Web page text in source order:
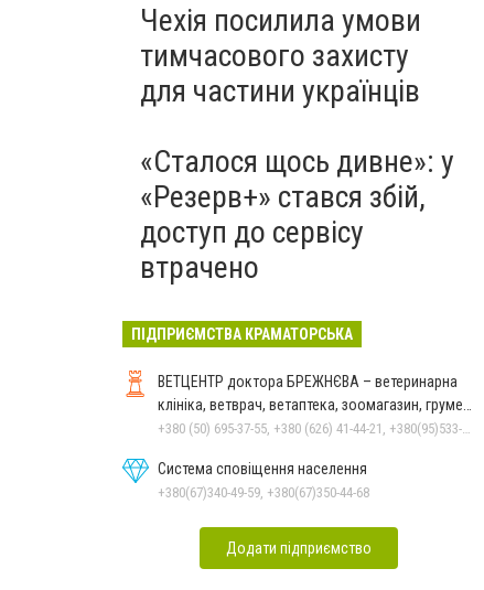
Чехія посилила умови
тимчасового захисту
для частини українців
«Сталося щось дивне»: у
«Резерв+» стався збій,
доступ до сервісу
втрачено
ПІДПРИЄМСТВА КРАМАТОРСЬКА
ВЕТЦЕНТР доктора БРЕЖНЄВА – ветеринарна
клініка, ветврач, ветаптека, зоомагазин, грумер,
стрижки.
+380 (50) 695-37-55, +380 (626) 41-44-21, +380(95)533-90-03
Система сповіщення населення
+380(67)340-49-59, +380(67)350-44-68
Додати підприємство